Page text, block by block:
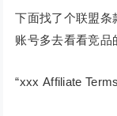
下面找了个联盟条
账号多去看看竞品
“xxx Affiliate